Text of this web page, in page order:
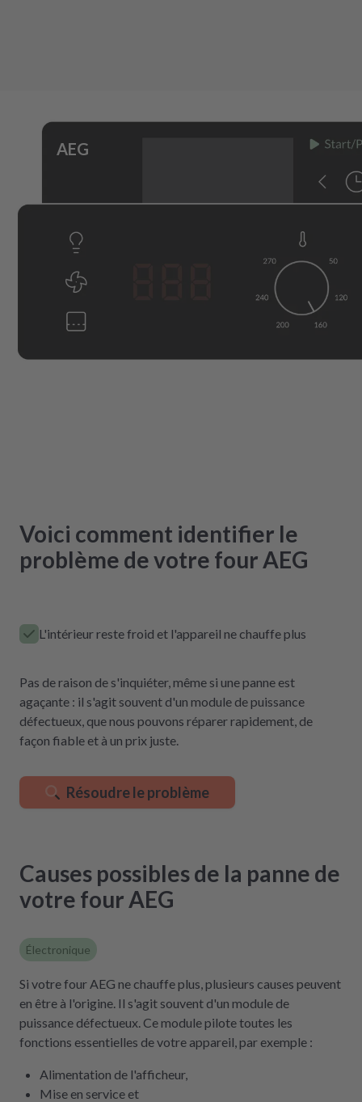
AEG
Voici comment identifier le
problème de votre four AEG
L'intérieur reste froid et l'appareil ne chauffe plus
Pas de raison de s'inquiéter, même si une panne est
agaçante : il s'agit souvent d'un module de puissance
défectueux, que nous pouvons réparer rapidement, de
façon fiable et à un prix juste.
Résoudre le problème
Causes possibles de la panne de
votre four AEG
Électronique
Si votre four AEG ne chauffe plus, plusieurs causes peuvent
en être à l'origine. Il s'agit souvent d'un module de
puissance défectueux. Ce module pilote toutes les
fonctions essentielles de votre appareil, par exemple :
Alimentation de l'afficheur,
Mise en service et